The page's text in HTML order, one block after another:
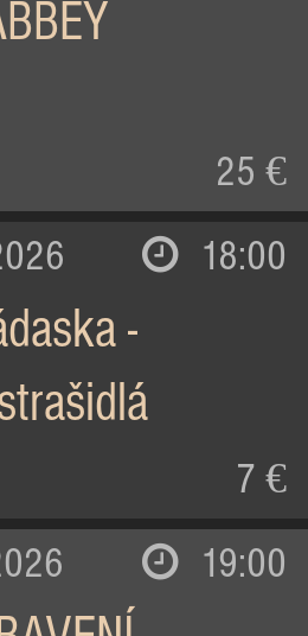
25 €
18:00
-
7 €
19:00